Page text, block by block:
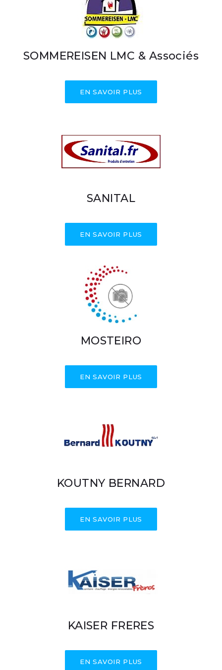
SOMMEREISEN LMC & Associés
EN SAVOIR PLUS
SANITAL
EN SAVOIR PLUS
MOSTEIRO
EN SAVOIR PLUS
KOUTNY BERNARD
EN SAVOIR PLUS
KAISER FRERES
EN SAVOIR PLUS